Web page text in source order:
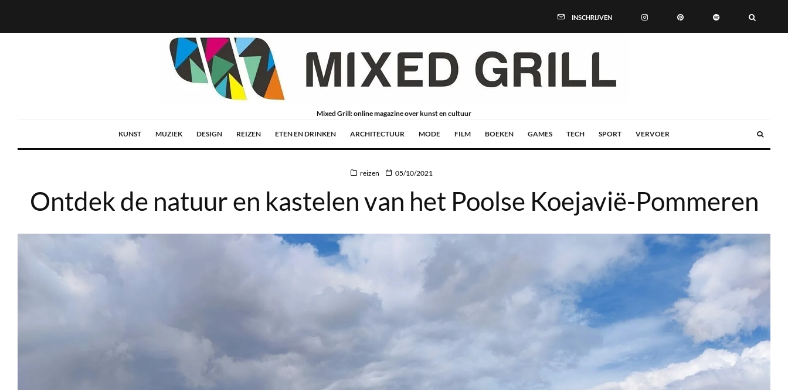
INSCHRIJVEN
Mixed Grill: online magazine over kunst en cultuur
KUNST MUZIEK DESIGN REIZEN ETEN EN DRINKEN ARCHITECTUUR MODE FILM BOEKEN GAMES TECH SPORT VERVOER
reizen 05/10/2021
Ontdek de natuur en kastelen van het Poolse Koejavië-Pommeren